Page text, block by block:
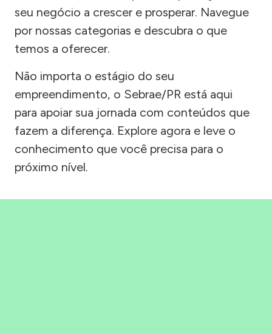
seu negócio a crescer e prosperar. Navegue
por nossas categorias e descubra o que
temos a oferecer.
Não importa o estágio do seu
empreendimento, o Sebrae/PR está aqui
para apoiar sua jornada com conteúdos que
fazem a diferença. Explore agora e leve o
conhecimento que você precisa para o
próximo nível.